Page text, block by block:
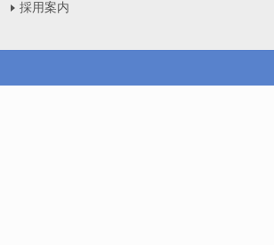
採用案内